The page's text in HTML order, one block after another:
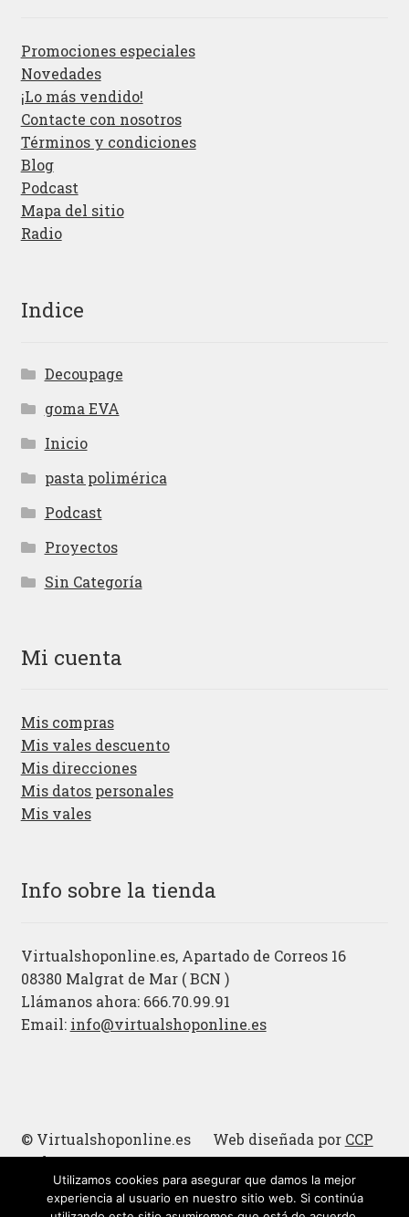
Promociones especiales
Novedades
¡Lo más vendido!
Contacte con nosotros
Términos y condiciones
Blog
Podcast
Mapa del sitio
Radio
Indice
Decoupage
goma EVA
Inicio
pasta polimérica
Podcast
Proyectos
Sin Categoría
Mi cuenta
Mis compras
Mis vales descuento
Mis direcciones
Mis datos personales
Mis vales
Info sobre la tienda
Virtualshoponline.es, Apartado de Correos 16
08380 Malgrat de Mar ( BCN )
Llámanos ahora: 666.70.99.91
Email: info@virtualshoponline.es
© Virtualshoponline.es Web diseñada por CCP
Cadena
Cucharas de madera
Utilizamos cookies para asegurar que damos la mejor
experiencia al usuario en nuestro sitio web. Si continúa